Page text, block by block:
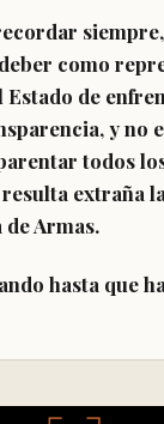
como
de
y no
todos
extraña
Armas.
hasta que